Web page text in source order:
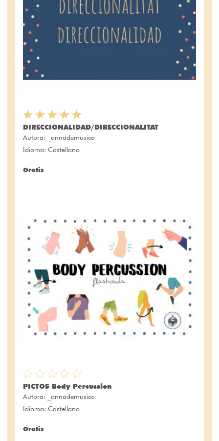
DIRECCIONALIDAD/DIRECCIONALITAT
Autora:
_annademusica
Idioma: Castellano
Gratis
PICTOS Body Percussion
Autora:
_annademusica
Idioma: Castellano
Gratis